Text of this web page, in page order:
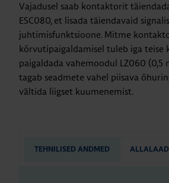
Vajadusel saab kontaktorit
ESC080, et lisada täiendavaid
juhtimisfunktsioone. Mitme
kõrvutipaigaldamisel tuleb iga teise
paigaldada vahemoodul LZ060 (0,5
tagab seadmete vahel piisava
vältida liigset kuumenemist.
TEHNILISED ANDMED